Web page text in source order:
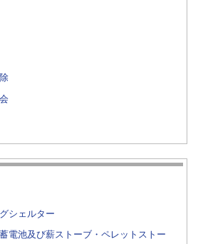
シェルター
電池及び薪ストーブ・ペレットストー